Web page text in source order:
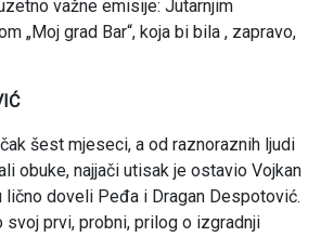
važne emisije: Jutarnjim
„Moj grad Bar“, koja bi bila , zapravo,
šest mjeseci, a od raznoraznih ljudi
obuke, najjači utisak je ostavio Vojkan
lično doveli Peđa i Dragan Despotović.
svoj prvi, probni, prilog o izgradnji